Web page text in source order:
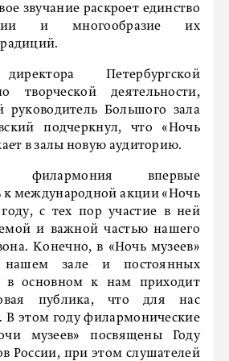
звучание раскроет единство
и многообразие их
Петербургской
творческой деятельности,
руководитель Большого зала
подчеркнул, что «Ночь
в залы новую аудиторию.
филармония впервые
к международной акции «Ночь
с тех пор участие в ней
и важной частью нашего
Конечно, в «Ночь музеев»
зале и постоянных
в основном к нам приходит
публика, что для нас
В этом году филармонические
музеев» посвящены Году
России, при этом слушателей